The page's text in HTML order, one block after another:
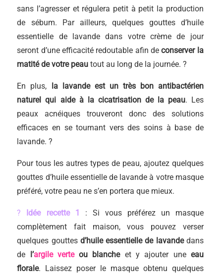
sans l’agresser et régulera petit à petit la production
de sébum. Par ailleurs, quelques gouttes d’huile
essentielle de lavande dans votre crème de jour
seront d’une efficacité redoutable afin deconserver la
matité de votre peau tout au long de la journée. ?
En plus, la lavande est un très bon antibactérien
naturel qui aide à la cicatrisation de la peau. Les
peaux acnéiques trouveront donc des solutions
efficaces en se tournant vers des soins à base de
lavande. ?
Pour tous les autres types de peau, ajoutez quelques
gouttes d’huile essentielle de lavande à votre masque
préféré, votre peau ne s’en portera que mieux.
? Idée recette 1
: Si vous préférez un masque
complètement fait maison, vous pouvez verser
quelques gouttes d’huile essentielle de lavandedans
de l’argile verteou blancheet y ajouter une eau
florale. Laissez poser le masque obtenu quelques